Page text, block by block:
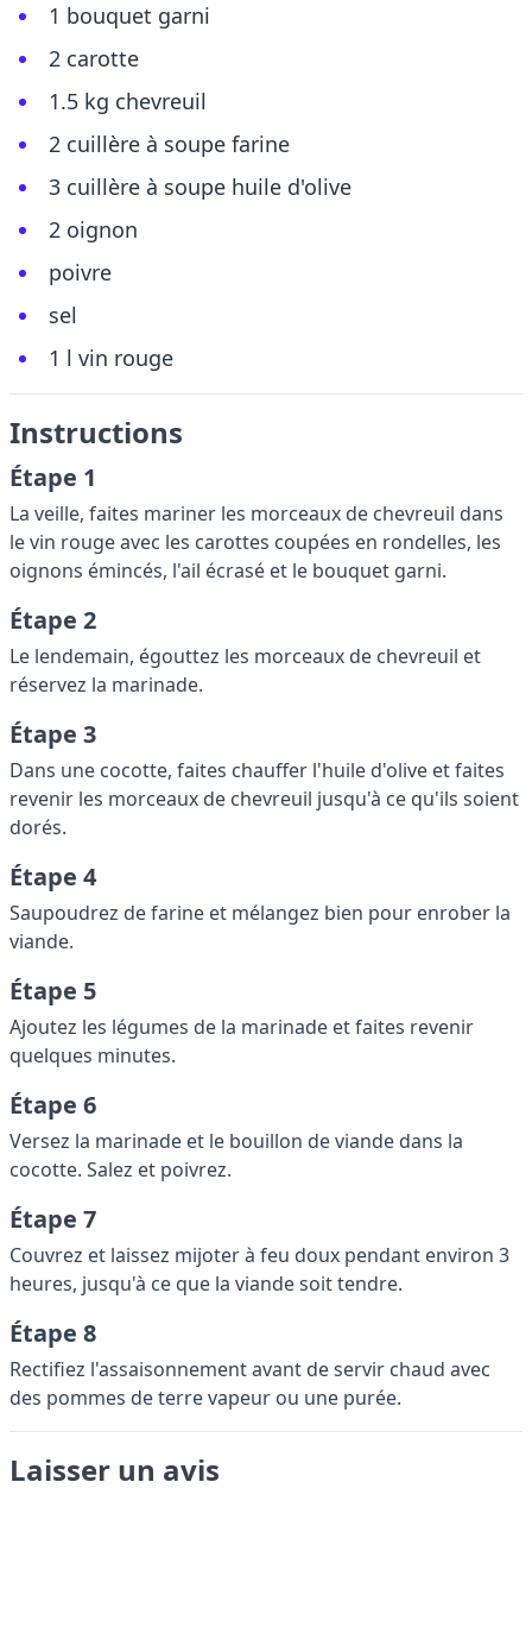
1 bouquet garni
2 carotte
1.5 kg chevreuil
2 cuillère à soupe farine
3 cuillère à soupe huile d'olive
2 oignon
poivre
sel
1 l vin rouge
Instructions
Étape 1
La veille, faites mariner les morceaux de chevreuil dans
le vin rouge avec les carottes coupées en rondelles, les
oignons émincés, l'ail écrasé et le bouquet garni.
Étape 2
Le lendemain, égouttez les morceaux de chevreuil et
réservez la marinade.
Étape 3
Dans une cocotte, faites chauffer l'huile d'olive et faites
revenir les morceaux de chevreuil jusqu'à ce qu'ils soient
dorés.
Étape 4
Saupoudrez de farine et mélangez bien pour enrober la
viande.
Étape 5
Ajoutez les légumes de la marinade et faites revenir
quelques minutes.
Étape 6
Versez la marinade et le bouillon de viande dans la
cocotte. Salez et poivrez.
Étape 7
Couvrez et laissez mijoter à feu doux pendant environ 3
heures, jusqu'à ce que la viande soit tendre.
Étape 8
Rectifiez l'assaisonnement avant de servir chaud avec
des pommes de terre vapeur ou une purée.
Laisser un avis